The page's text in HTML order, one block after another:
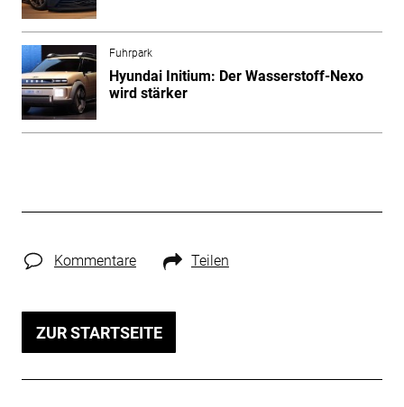
Fuhrpark
Hyundai Initium: Der Wasserstoff-Nexo
wird stärker
Kommentare Teilen
ZUR STARTSEITE